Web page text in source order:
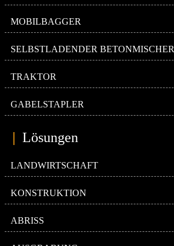
MOBILBAGGER
SELBSTLADENDER BETONMISCHER
TRAKTOR
GABELSTAPLER
| Lösungen
LANDWIRTSCHAFT
KONSTRUKTION
ABRISS